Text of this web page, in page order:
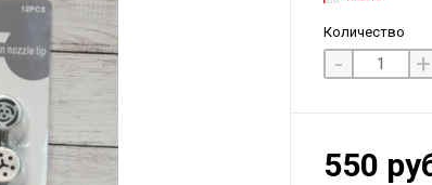
Количество
- +
550